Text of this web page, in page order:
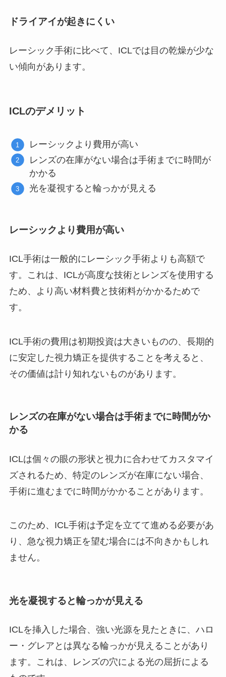
ドライアイが起きにくい
レーシック手術に比べて、ICLでは目の乾燥が少な
い傾向があります。
ICLのデメリット
レーシックより費用が高い
レンズの在庫がない場合は手術までに時間が
かかる
光を凝視すると輪っかが見える
レーシックより費用が高い
ICL手術は一般的にレーシック手術よりも高額で
す。これは、ICLが高度な技術とレンズを使用する
ため、より高い材料費と技術料がかかるためで
す。
ICL手術の費用は初期投資は大きいものの、長期的
に安定した視力矯正を提供することを考えると、
その価値は計り知れないものがあります。
レンズの在庫がない場合は手術までに時間がか
かる
ICLは個々の眼の形状と視力に合わせてカスタマイ
ズされるため、特定のレンズが在庫にない場合、
手術に進むまでに時間がかかることがあります。
このため、ICL手術は予定を立てて進める必要があ
り、急な視力矯正を望む場合には不向きかもしれ
ません。
光を凝視すると輪っかが見える
ICLを挿入した場合、強い光源を見たときに、ハロ
ー・グレアとは異なる輪っかが見えることがあり
ます。これは、レンズの穴による光の屈折による